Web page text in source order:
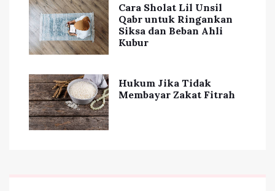
Cara Sholat Lil Unsil
Qabr untuk Ringankan
Siksa dan Beban Ahli
Kubur
Hukum Jika Tidak
Membayar Zakat Fitrah